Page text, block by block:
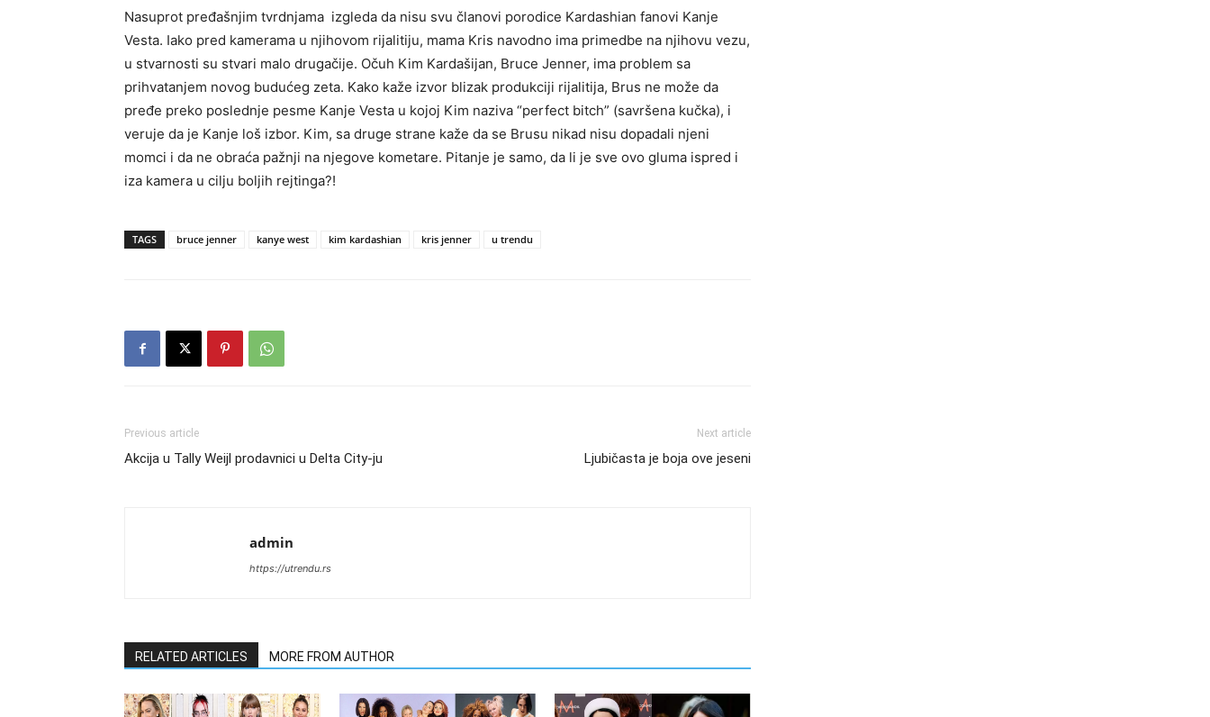
Nasuprot pređašnjim tvrdnjama izgleda da nisu svu članovi porodice Kardashian fanovi Kanje
Vesta. Iako pred kamerama u njihovom rijalitiju, mama Kris navodno ima primedbe na njihovu vezu,
u stvarnosti su stvari malo drugačije. Očuh Kim Kardašijan, Bruce Jenner, ima problem sa
prihvatanjem novog budućeg zeta. Kako kaže izvor blizak produkciji rijalitija, Brus ne može da
pređe preko poslednje pesme Kanje Vesta u kojoj Kim naziva “perfect bitch” (savršena kučka), i
veruje da je Kanje loš izbor. Kim, sa druge strane kaže da se Brusu nikad nisu dopadali njeni
momci i da ne obraća pažnji na njegove kometare. Pitanje je samo, da li je sve ovo gluma ispred i
iza kamera u cilju boljih rejtinga?!
TAGS bruce jenner kanye west kim kardashian kris jenner u trendu
Previous article
Akcija u Tally Weijl prodavnici u Delta City-ju
Next article
Ljubičasta je boja ove jeseni
admin
https://utrendu.rs
RELATED ARTICLES MORE FROM AUTHOR